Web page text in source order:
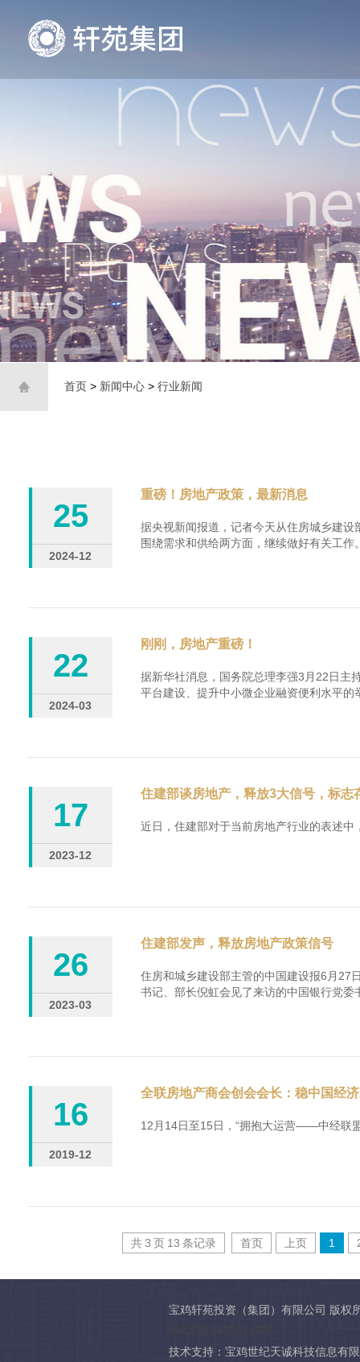
首页 > 新闻中心 > 行业新闻
25
2024-12
重磅！房地产政策，最新消息
据央视新闻报道，记者今天从住房城乡建
围绕需求和供给两方面，继续做好有关工作
22
2024-03
刚刚，房地产重磅！
据新华社消息，国务院总理李强3月22日主
平台建设、提升中小微企业融资便利水平的
17
2023-12
住建部谈房地产，释放3大信号，标志
近日，住建部对于当前房地产行业的表述
26
2023-03
住建部发声，释放房地产政策信号
住房和城乡建设部主管的中国建设报6月27
书记、部长倪虹会见了来访的中国银行党委
16
2019-12
全联房地产商会创会会长：稳中国经
12月14日至15日，“拥抱大运营——中经联
共3 页 13 条记录 首页 上页 1
宝鸡轩苑投资（集团）有限公司 版权
技术支持：宝鸡世纪天诚科技信息有